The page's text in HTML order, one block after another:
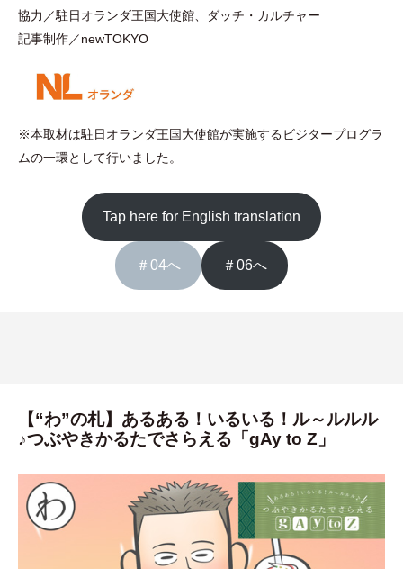
協力／駐日オランダ王国大使館、ダッチ ・ カルチャー
記事制作／newTOKYO
※本取材は駐日オランダ王国大使館が実施するビジタープログラ
ムの一環として行いました。
Tap here for English translation
＃04へ ＃06へ
【“わ”の札】あるある！いるいる！ル～ルルル
♪つぶやきかるたでさらえる「gAy to Z」